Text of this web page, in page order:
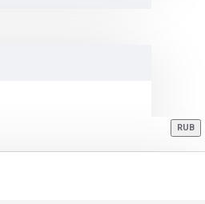
RUB